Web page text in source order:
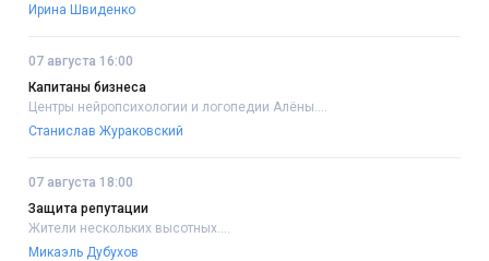
Ирина Швиденко
07 августа 16:00
Капитаны бизнеса
Центры нейропсихологии и логопедии Алёны....
Станислав Жураковский
07 августа 18:00
Защита репутации
Жители нескольких высотных....
Микаэль Дубухов